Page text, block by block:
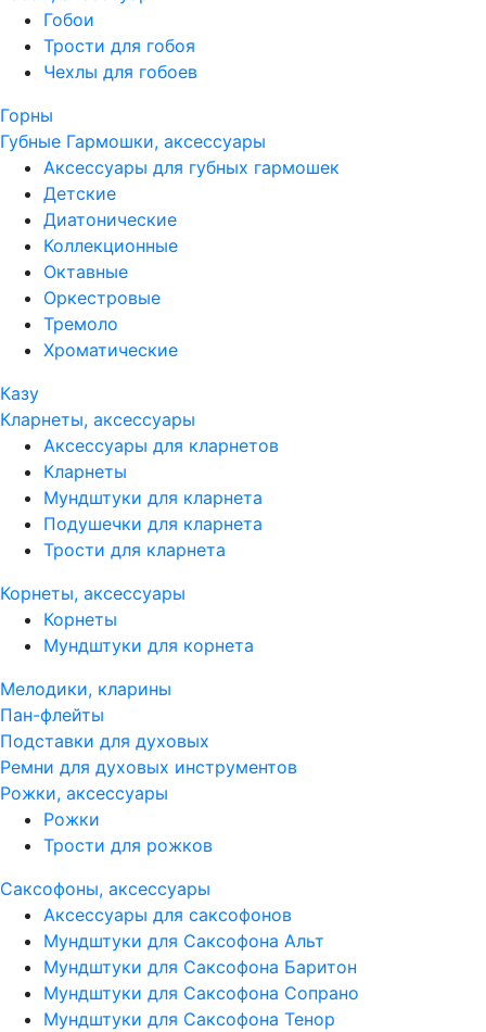
Гобои
Трости для гобоя
Чехлы для гобоев
Горны
Губные Гармошки, аксессуары
Аксессуары для губных гармошек
Детские
Диатонические
Коллекционные
Октавные
Оркестровые
Тремоло
Хроматические
Казу
Кларнеты, аксессуары
Аксессуары для кларнетов
Кларнеты
Мундштуки для кларнета
Подушечки для кларнета
Трости для кларнета
Корнеты, аксессуары
Корнеты
Мундштуки для корнета
Мелодики, кларины
Пан-флейты
Подставки для духовых
Ремни для духовых инструментов
Рожки, аксессуары
Рожки
Трости для рожков
Саксофоны, аксессуары
Аксессуары для саксофонов
Мундштуки для Саксофона Альт
Мундштуки для Саксофона Баритон
Мундштуки для Саксофона Сопрано
Мундштуки для Саксофона Тенор